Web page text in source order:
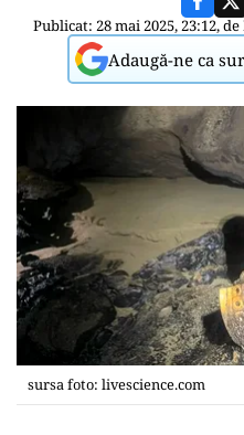
Publicat: 28 mai 2025, 23:12, de
Adaugă-ne ca
sursa foto: livescience.com